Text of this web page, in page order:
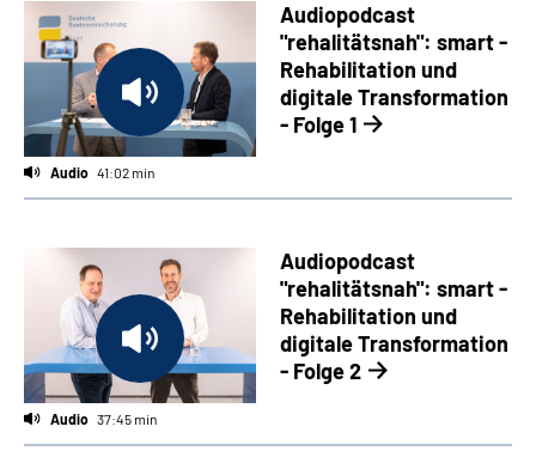
Mein Kundenportal
Audiopodcast
"rehalitätsnah": smart -
Rehabilitation und
digitale Transformation
- Folge 1
Audio 41:02 min
Audiopodcast
"rehalitätsnah": smart -
Rehabilitation und
digitale Transformation
- Folge 2
Audio 37:45 min